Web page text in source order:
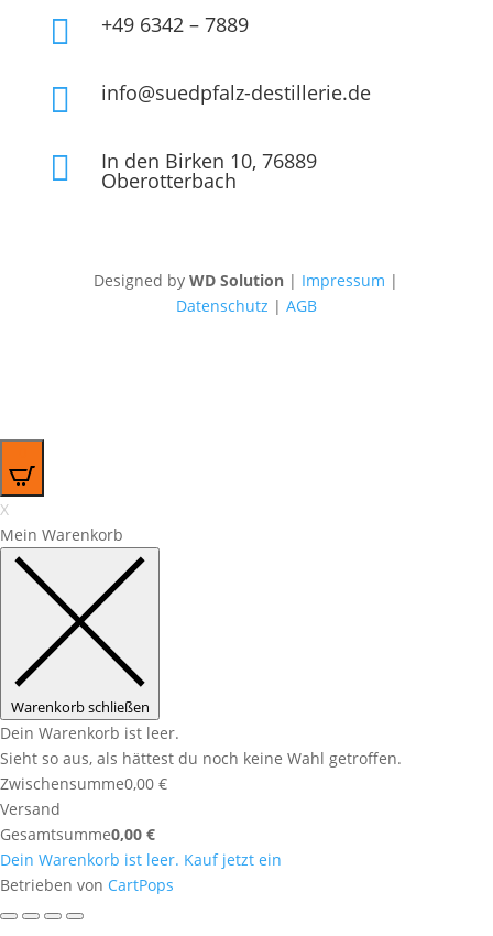
 +49 6342 – 7889
 info@suedpfalz-destillerie.de
 In den Birken 10, 76889
Oberotterbach
Designed byWD Solution | Impressum |
Datenschutz | AGB
X
Mein Warenkorb
Warenkorb schließen
Dein Warenkorb ist leer.
Sieht so aus, als hättest du noch keine Wahl getroffen.
Zwischensumme0,00 €
Versand
Gesamtsumme0,00 €
Dein Warenkorb ist leer. Kauf jetzt ein
Betrieben von CartPops